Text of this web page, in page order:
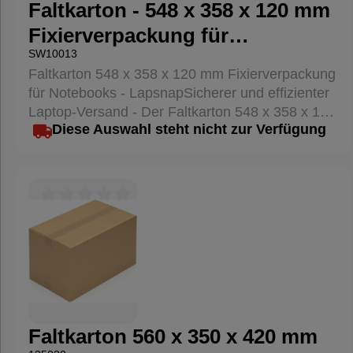
Lösung.
Faltkarton - 548 x 358 x 120 mm
Fixierverpackung für
Notebooks Lapsnap
SW10013
Faltkarton 548 x 358 x 120 mm Fixierverpackung
für Notebooks - LapsnapSicherer und effizienter
Laptop-Versand - Der Faltkarton 548 x 358 x 120
mm Fixierverpackung für Notebooks
mit einer speziellen Fixiereinlage, die Ihr
Notebook sicher an Ort und Stelle hält und vor
Beschädigungen schützt. Produktdetails:
Material: Hochwertige Wellpappe und LDPE-
Folie Farbe: Braun Qualität: 2-wellig, E-Welle
Halt: Fixiereinlage hält das Notebook fest und
Diese Auswahl steht nicht zur Verfügung
Durchschnittliche Bewertung von 0 von 5 Sternen
Faltkarton 560 x 350 x 420 mm